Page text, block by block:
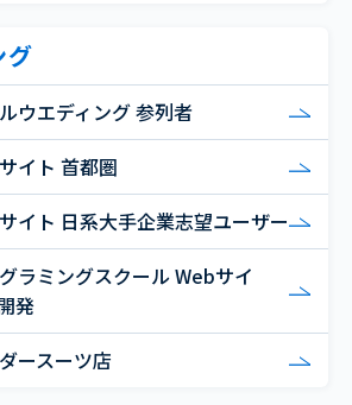
グ
ウエディング 参列者
イト 首都圏
イト 日系大手企業志望ユーザー
ラミングスクール Webサイ
発
ースーツ店